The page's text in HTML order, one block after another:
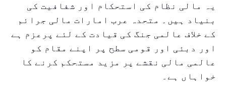
یہ مالی نظام کی استحکام اور شفافیت کی
بنیاد ہیں۔ متحدہ عرب امارات مالی جرائم
کے خلاف عالمی جنگ کی قیادت کے لئے پرعزم ہے
اور دبئی اور قومی سطح پر اپنے مقام کو
عالمی مالی نقشے پر مزید مستحکم کرنے کا
خواہاں ہے۔